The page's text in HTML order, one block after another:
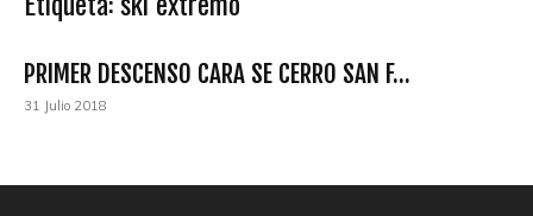
PRIMER DESCENSO CARA SE CERRO SAN F...
31 Julio 2018